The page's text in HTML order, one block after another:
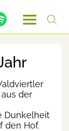
der
Dunkelheit
den Hof.